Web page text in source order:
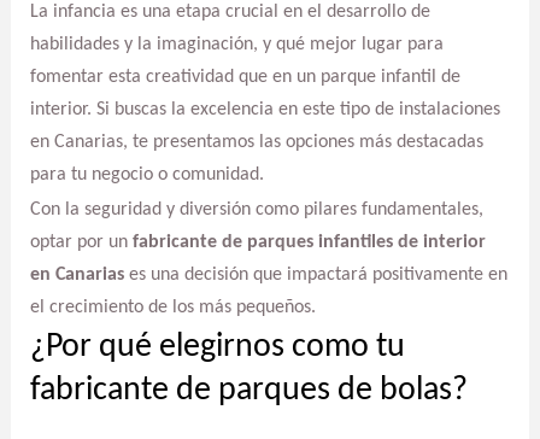
La infancia es una etapa crucial en el desarrollo de
habilidades y la imaginación, y qué mejor lugar para
fomentar esta creatividad que en un parque infantil de
interior. Si buscas la excelencia en este tipo de instalaciones
en Canarias, te presentamos las opciones más destacadas
para tu negocio o comunidad.
Con la seguridad y diversión como pilares fundamentales,
optar por un fabricante de parques infantiles de interior
en Canariases una decisión que impactará positivamente en
el crecimiento de los más pequeños.
¿Por qué elegirnos como tu
fabricante de parques de bolas?